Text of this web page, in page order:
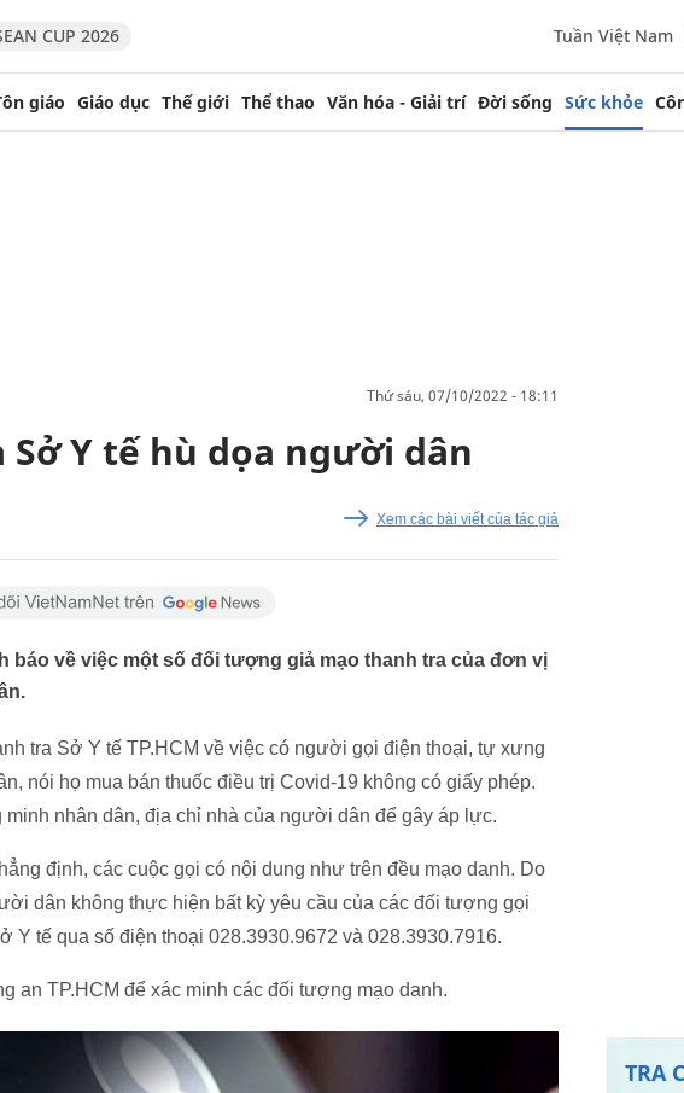
CUP 2026 Tuần Việt Nam
giáo Giáo dục Thế giới Thể thao Văn hóa - Giải trí Đời sống Sức khỏe
thứ sáu, 07/10/2022 - 18:11
Y tế hù dọa người dân
Xem các bài viết của tác giả
báo về việc một số đối tượng giả mạo thanh tra của đơn vị
tra Sở Y tế TP.HCM về việc có người gọi điện thoại, tự xưng
nói họ mua bán thuốc điều trị Covid-19 không có giấy phép.
nhân dân, địa chỉ nhà của người dân để gây áp lực.
định, các cuộc gọi có nội dung như trên đều mạo danh. Do
dân không thực hiện bất kỳ yêu cầu của các đối tượng gọi
Y tế qua số điện thoại 028.3930.9672 và 028.3930.7916.
an TP.HCM để xác minh các đối tượng mạo danh.
TRA